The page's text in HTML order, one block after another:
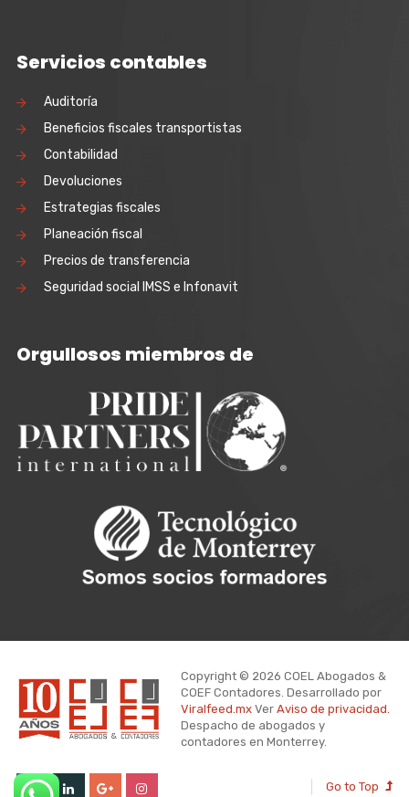
Servicios contables
Auditoría
Beneficios fiscales transportistas
Contabilidad
Devoluciones
Estrategias fiscales
Planeación fiscal
Precios de transferencia
Seguridad social IMSS e Infonavit
Orgullosos miembros de
Copyright © 2026 COEL Abogados &
COEF Contadores. Desarrollado por
Viralfeed.mxVer Aviso de privacidad.
Despacho de abogados y
contadores en Monterrey.
Go to Top